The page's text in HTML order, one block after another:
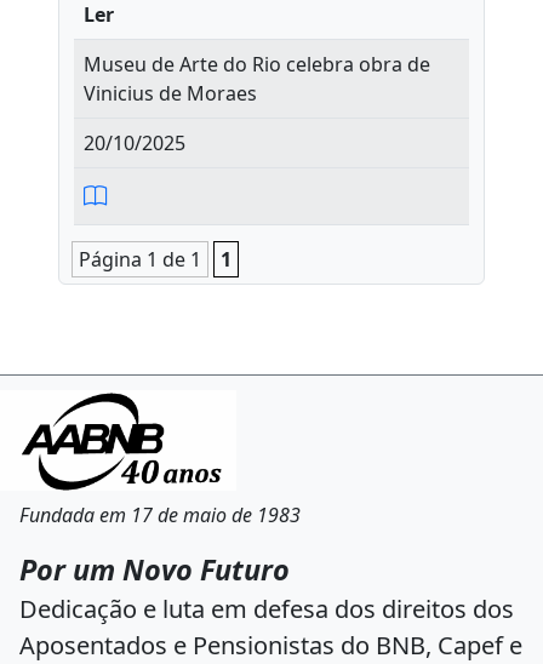
Ler
Museu de Arte do Rio celebra obra de
Vinicius de Moraes
20/10/2025
Página 1 de 1 1
Fundada em 17 de maio de 1983
Por um Novo Futuro
Dedicação e luta em defesa dos direitos dos
Aposentados e Pensionistas do BNB, Capef e